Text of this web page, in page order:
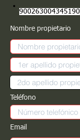
900263004345190
Nombre propietario
Teléfono
Email